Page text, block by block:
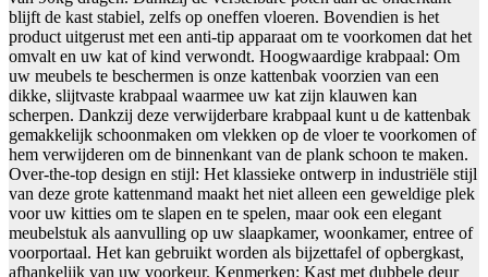
blijft de kast stabiel, zelfs op oneffen vloeren. Bovendien is het
product uitgerust met een anti-tip apparaat om te voorkomen dat het
omvalt en uw kat of kind verwondt. Hoogwaardige krabpaal: Om
uw meubels te beschermen is onze kattenbak voorzien van een
dikke, slijtvaste krabpaal waarmee uw kat zijn klauwen kan
scherpen. Dankzij deze verwijderbare krabpaal kunt u de kattenbak
gemakkelijk schoonmaken om vlekken op de vloer te voorkomen of
hem verwijderen om de binnenkant van de plank schoon te maken.
Over-the-top design en stijl: Het klassieke ontwerp in industriële stijl
van deze grote kattenmand maakt het niet alleen een geweldige plek
voor uw kitties om te slapen en te spelen, maar ook een elegant
meubelstuk als aanvulling op uw slaapkamer, woonkamer, entree of
voorportaal. Het kan gebruikt worden als bijzettafel of opbergkast,
afhankelijk van uw voorkeur. Kenmerken: Kast met dubbele deur